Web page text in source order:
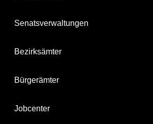
Senatsverwaltungen
Bezirksämter
Bürgerämter
Jobcenter